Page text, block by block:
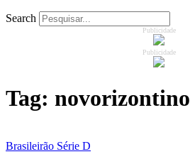
Search
Publicidade
Publicidade
Tag: novorizontino
Brasileirão Série D